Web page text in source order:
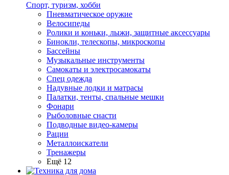
Спорт, туризм, хобби
Пневматическое оружие
Велосипеды
Ролики и коньки, лыжи, защитные аксессуары
Бинокли, телескопы, микроскопы
Бассейны
Музыкальные инструменты
Самокаты и электросамокаты
Спец одежда
Надувные лодки и матрасы
Палатки, тенты, спальные мешки
Фонари
Рыболовные снасти
Подводные видео-камеры
Рации
Металлоискатели
Тренажеры
Ещё 12